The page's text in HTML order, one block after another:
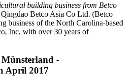
building business from Betco
Betco Asia Co Ltd. (Betco
business of the North Carolina-based
Inc, with over 30 years of
-
April 2017